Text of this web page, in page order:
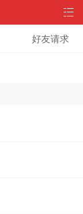
好友请求